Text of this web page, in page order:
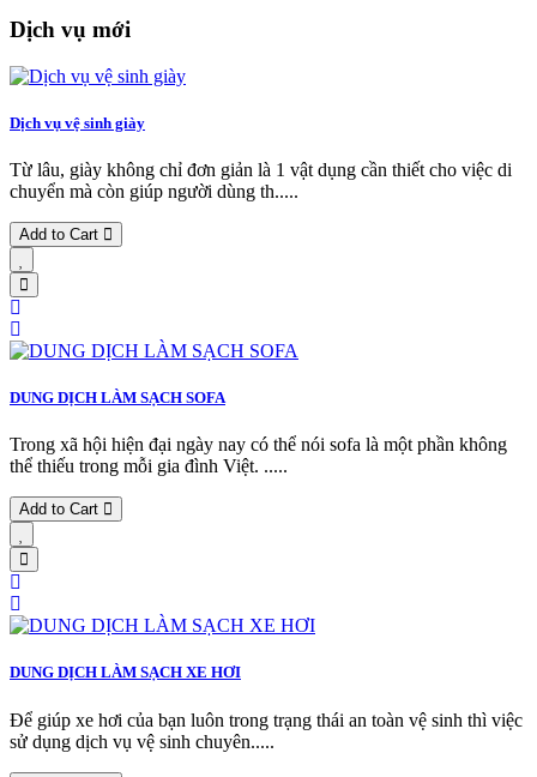
Dịch vụ mới
Dịch vụ vệ sinh giày
Từ lâu, giày không chỉ đơn giản là 1 vật dụng cần thiết cho việc di
chuyển mà còn giúp người dùng th.....
Add to Cart
DUNG DỊCH LÀM SẠCH SOFA
Trong xã hội hiện đại ngày nay có thể nói sofa là một phần không
thể thiếu trong mỗi gia đình Việt. .....
Add to Cart
DUNG DỊCH LÀM SẠCH XE HƠI
Để giúp xe hơi của bạn luôn trong trạng thái an toàn vệ sinh thì việc
sử dụng dịch vụ vệ sinh chuyên.....